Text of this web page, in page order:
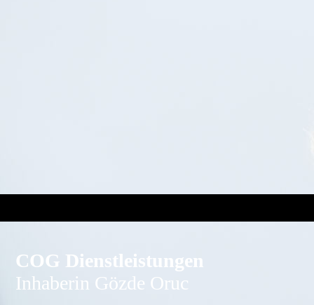
COG Dienstleistungen
Inhaberin Gözde Oruc